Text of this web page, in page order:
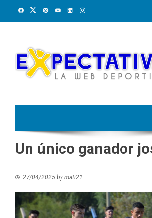
Un único ganador
27/04/2025 by mati21